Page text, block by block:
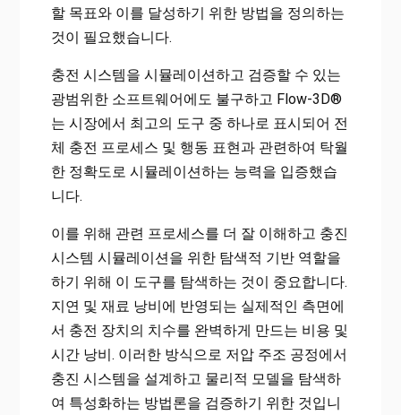
할 목표와 이를 달성하기 위한 방법을 정의하는
것이 필요했습니다.
충전 시스템을 시뮬레이션하고 검증할 수 있는
광범위한 소프트웨어에도 불구하고 Flow-3D®
는 시장에서 최고의 도구 중 하나로 표시되어 전
체 충전 프로세스 및 행동 표현과 관련하여 탁월
한 정확도로 시뮬레이션하는 능력을 입증했습
니다.
이를 위해 관련 프로세스를 더 잘 이해하고 충진
시스템 시뮬레이션을 위한 탐색적 기반 역할을
하기 위해 이 도구를 탐색하는 것이 중요합니다.
지연 및 재료 낭비에 반영되는 실제적인 측면에
서 충전 장치의 치수를 완벽하게 만드는 비용 및
시간 낭비. 이러한 방식으로 저압 주조 공정에서
충진 시스템을 설계하고 물리적 모델을 탐색하
여 특성화하는 방법론을 검증하기 위한 것입니